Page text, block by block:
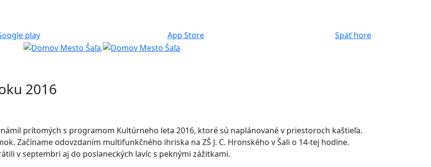
play App Store Späť hore
2016
prítomých s programom Kultúrneho leta 2016, ktoré sú naplánované v priestoroch kaštieľa.
Začíname odovzdaním multifunkčného ihriska na ZŠ J. C. Hronského v Šali o 14-tej hodine.
v septembri aj do poslaneckých lavíc s peknými zážitkami.